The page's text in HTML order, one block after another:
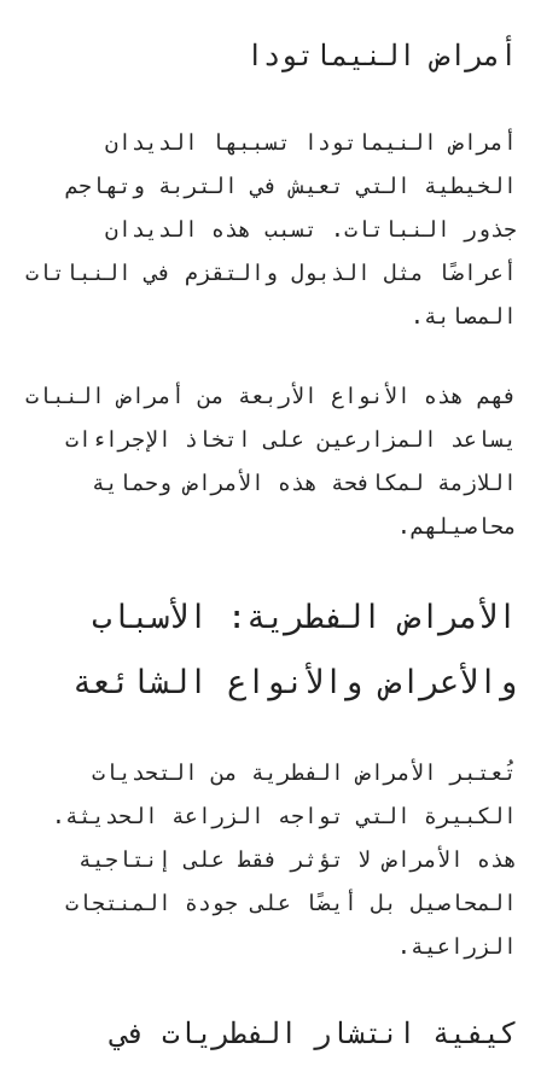
أمراض النيماتودا
أمراض النيماتودا
تسببها الديدان
الخيطية التي تعيش في التربة وتهاجم
جذور النباتات. تسبب هذه الديدان
أعراضًا مثل
الذبول والتقزم في النباتات
المصابة.
فهم هذه الأنواع الأربعة من أمراض النبات
يساعد المزارعين على اتخاذ الإجراءات
اللازمة لمكافحة هذه الأمراض وحماية
محاصيلهم.
الأمراض الفطرية: الأسباب
والأعراض والأنواع الشائعة
تُعتبر الأمراض الفطرية من التحديات
الكبيرة التي تواجه الزراعة الحديثة.
هذه الأمراض لا تؤثر فقط على إنتاجية
المحاصيل بل أيضًا على جودة المنتجات
الزراعية.
كيفية انتشار الفطريات في